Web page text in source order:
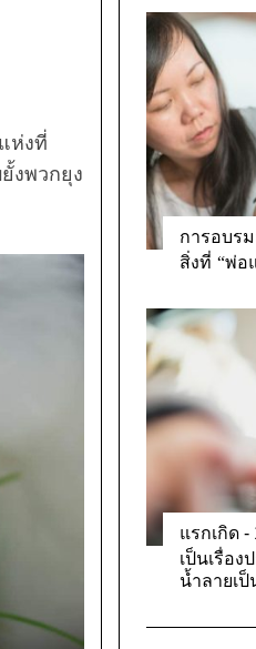
ห่งที่
งพวกยุง
การอบร
สิ่งที่ “พ่
แรกเกิด -
เป็นเรื่อ
น้ำลายเป็